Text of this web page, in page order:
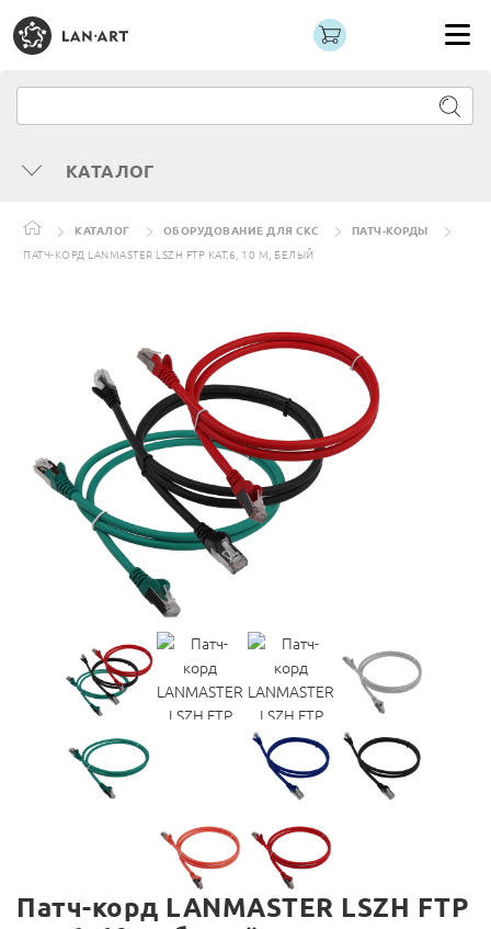
КАТАЛОГ
КАТАЛОГ ОБОРУДОВАНИЕ ДЛЯ СКС
ПАТЧ-КОРДЫ
ПАТЧ-КОРД LANMASTER LSZH FTP КАТ.6, 10 М, БЕЛЫЙ
Патч-корд LANMASTER LSZH FTP